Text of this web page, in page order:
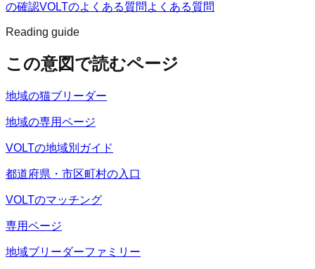
の確認VOLTのよくある質問 よくある質問
Reading guide
この意図で読むページ
地域の猫ブリーダー
地域の専用ページ
VOLTの地域別ガイド
都道府県・市区町村の入口
VOLTのマッチング
専用ページ
地域ブリーダーファミリー